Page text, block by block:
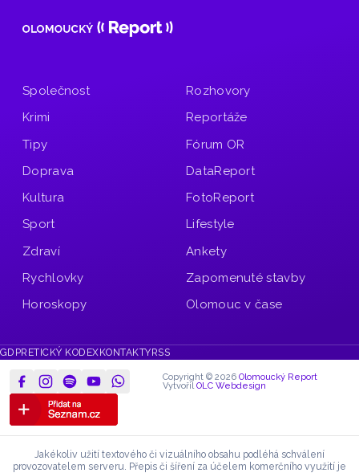
Společnost
Krimi
Tipy
Doprava
Kultura
Sport
Zdraví
Rychlovky
Horoskopy
Rozhovory
Reportáže
Fórum OR
DataReport
FotoReport
Lifestyle
Ankety
Zapomenuté stavby
Olomouc v čase
GDPR ETICKÝ KODEX KONTAKTY RSS
Copyright © 2026 Olomoucký Report
VytvořilOLC Webdesign
Jakékoliv užití textového či vizuálního obsahu podléhá schválení
provozovatelem serveru. Přepis či šíření za účelem komerčního využití je